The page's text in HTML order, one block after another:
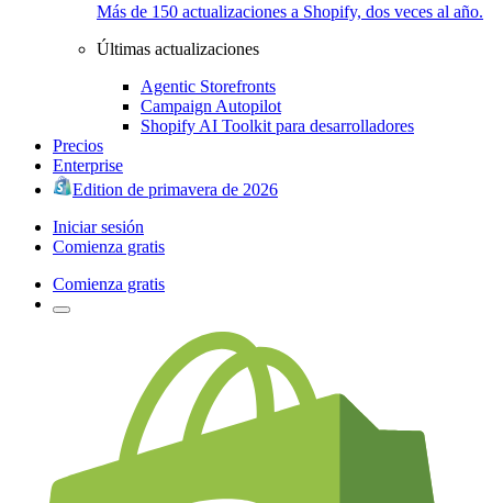
Más de 150 actualizaciones a Shopify, dos veces al año.
Últimas actualizaciones
Agentic Storefronts
Campaign Autopilot
Shopify AI Toolkit para desarrolladores
Precios
Enterprise
Edition de primavera de 2026
Iniciar sesión
Comienza gratis
Comienza gratis